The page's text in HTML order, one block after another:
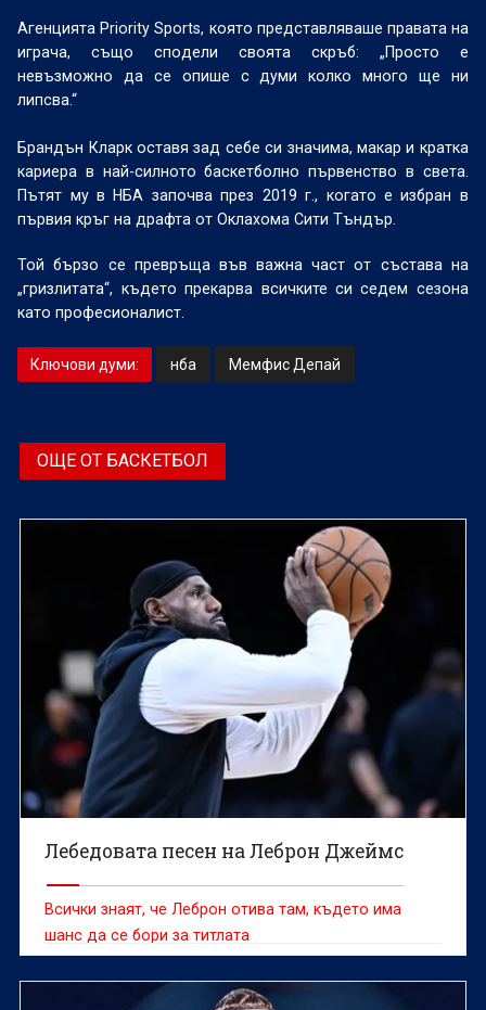
Агенцията Priority Sports, която представляваше правата на
играча, също сподели своята скръб: „Просто е
невъзможно да се опише с думи колко много ще ни
липсва.“
Брандън Кларк оставя зад себе си значима, макар и кратка
кариера в най-силното баскетболно първенство в света.
Пътят му в НБА започва през 2019 г., когато е избран в
първия кръг на драфта от Оклахома Сити Тъндър.
Той бързо се превръща във важна част от състава на
„гризлитата“, където прекарва всичките си седем сезона
като професионалист.
Ключови думи: нба Мемфис Депай
ОЩЕ ОТ БАСКЕТБОЛ
Лебедовата песен на Леброн Джеймс
Всички знаят, че Леброн отива там, където има
шанс да се бори за титлата